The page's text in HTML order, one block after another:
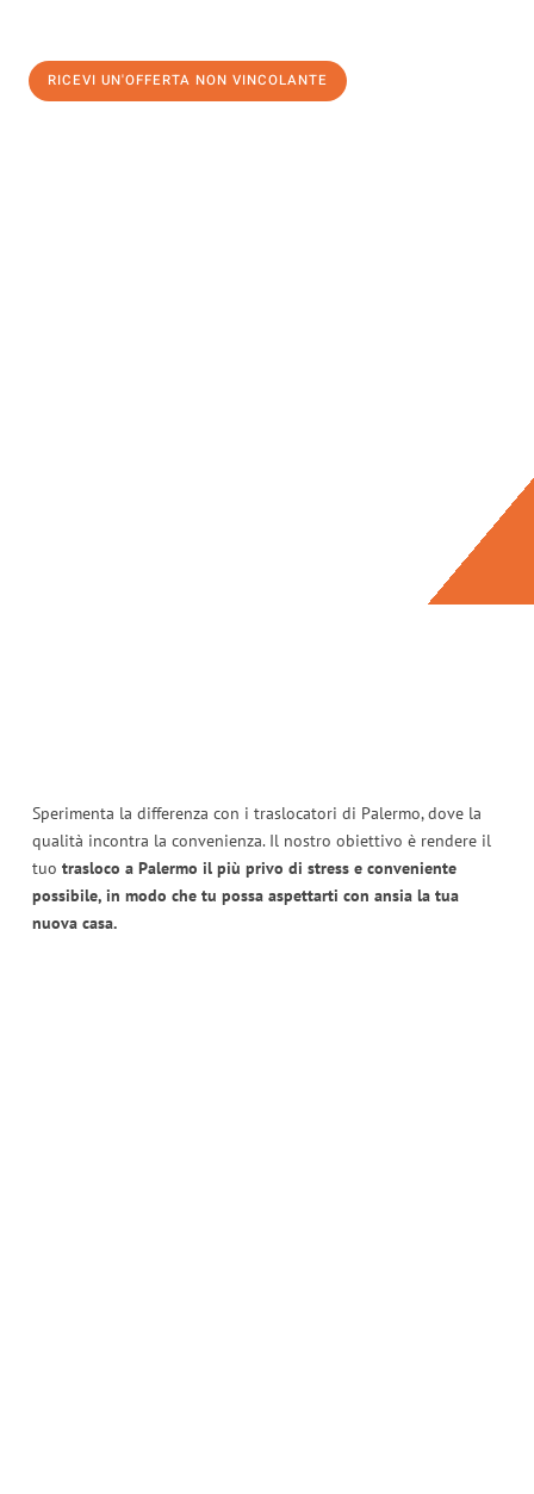
RICEVI UN'OFFERTA NON VINCOLANTE
Sperimenta la differenza con i traslocatori di Palermo, dove la
qualità incontra la convenienza. Il nostro obiettivo è rendere il
tuo trasloco a Palermo il più privo di stress e conveniente
possibile, in modo che tu possa aspettarti con ansia la tua
nuova casa.